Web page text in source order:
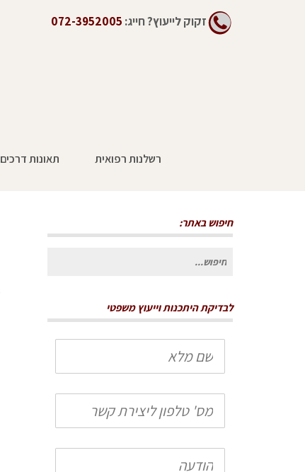
זקוק לייעוץ?חייג: 072-3952005
רשלנות רפואית תאונות דרכים
חיפוש באתר:
חיפוש
לבדיקת היתכנות וייעוץ משפטי
שם
מלא
טלפון
הודעה